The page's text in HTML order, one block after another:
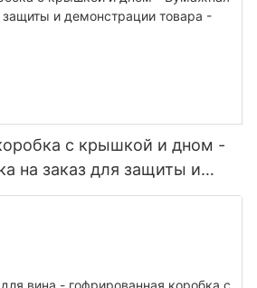
с крышкой и дном -
на заказ для защиты и
- Упаковка Packshion